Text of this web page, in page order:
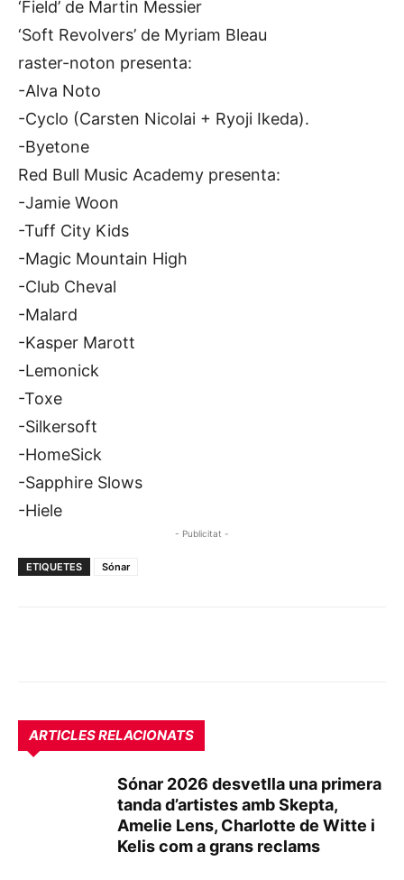
‘Field’ de Martin Messier
‘Soft Revolvers’ de Myriam Bleau
raster-noton presenta:
-Alva Noto
-Cyclo (Carsten Nicolai + Ryoji Ikeda).
-Byetone
Red Bull Music Academy presenta:
-Jamie Woon
-Tuff City Kids
-Magic Mountain High
-Club Cheval
-Malard
-Kasper Marott
-Lemonick
-Toxe
-Silkersoft
-HomeSick
-Sapphire Slows
-Hiele
- Publicitat -
ETIQUETES Sónar
ARTICLES RELACIONATS
Sónar 2026 desvetlla una primera
tanda d’artistes amb Skepta,
Amelie Lens, Charlotte de Witte i
Kelis com a grans reclams